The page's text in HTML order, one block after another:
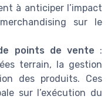
à anticiper l’impact
sur le
points de vente :
terrain, la gestion
des produits. Ces
sur l’exécution du